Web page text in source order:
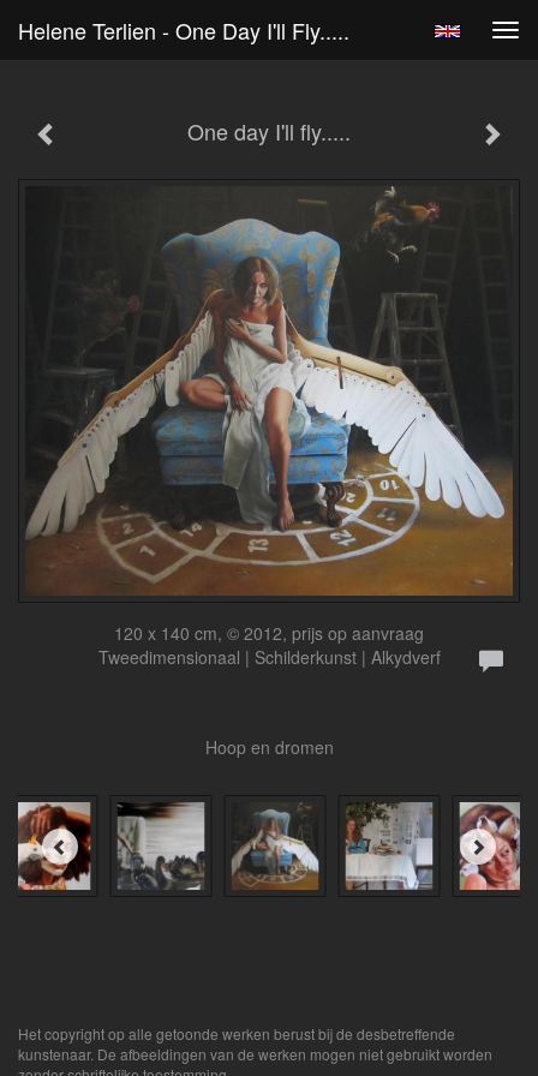
Helene Terlien - One Day I'll Fly.....
One day I'll fly.....
120 x 140 cm, © 2012, prijs op aanvraag
Tweedimensionaal | Schilderkunst | Alkydverf
Hoop en dromen
Het copyright op alle getoonde werken berust bij de desbetreffende
kunstenaar. De afbeeldingen van de werken mogen niet gebruikt worden